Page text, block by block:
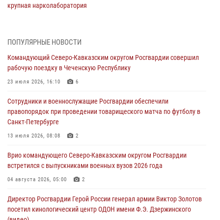
крупная нарколаборатория
В Москве росгвардейцы задержали троих мужчин, устроивших
06 августа 2026, 11:20
Взрывотехники Росгвардии на Ставрополье обезвредили снаряд
06 августа 2026, 11:15
Подвиги героев‑росгвардейцев увековечили в новой музейной
экспозиции белгородского музея‑диорамы «Курская битва.
06 августа 2026, 10:30 3
Охрану общественного порядка и безопасность на футбольном
06 августа 2026, 10:13 1
ПОПУЛЯРНЫЕ НОВОСТИ
Командующий Северо-Кавказским округом Росгвардии совершил
рабочую поездку в Чеченскую Республику
23 июля 2026, 16:10 6
Сотрудники и военнослужащие Росгвардии обеспечили
правопорядок при проведении товарищеского матча по футболу в
Санкт-Петербурге
13 июля 2026, 08:08 2
Врио командующего Северо-Кавказским округом Росгвардии
встретился с выпускниками военных вузов 2026 года
04 августа 2026, 05:00 2
Директор Росгвардии Герой России генерал армии Виктор Золотов
посетил кинологический центр ОДОН имени Ф.Э. Дзержинского